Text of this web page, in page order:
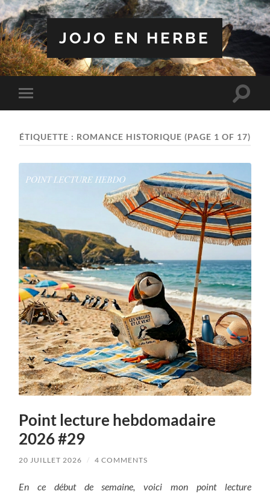
JOJO EN HERBE
Toggle
mobile
Toggle
ÉTIQUETTE : ROMANCE HISTORIQUE (PAGE 1 OF 17)
Point lecture hebdomadaire
2026 #29
20 JUILLET 2026 / 4 COMMENTS
En ce début de semaine, voici mon point lecture